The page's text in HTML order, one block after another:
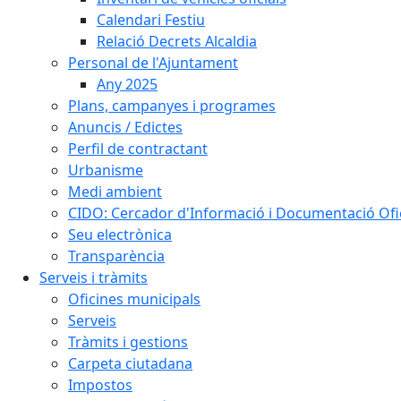
Calendari Festiu
Relació Decrets Alcaldia
Personal de l'Ajuntament
Any 2025
Plans, campanyes i programes
Anuncis / Edictes
Perfil de contractant
Urbanisme
Medi ambient
CIDO: Cercador d'Informació i Documentació
Seu electrònica
Transparència
Serveis i tràmits
Oficines municipals
Serveis
Tràmits i gestions
Carpeta ciutadana
Impostos